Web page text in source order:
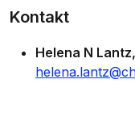
Kontakt
Helena N Lantz